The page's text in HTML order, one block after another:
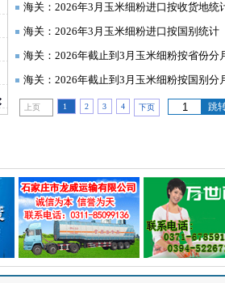
海关：2026年3月玉米细粉进口按收货地统
海关：2026年3月玉米细粉进口按国别统计
海关：2026年截止到3月玉米细粉按省份分
海关：2026年截止到3月玉米细粉按国别分
上页 1 2 3 4 下页 跳